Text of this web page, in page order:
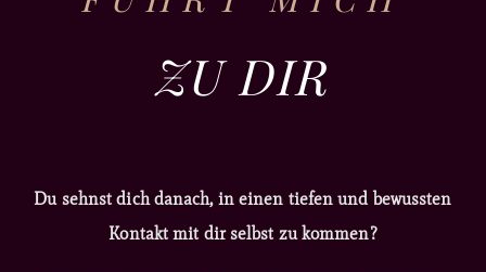
ZU DIR
Du sehnst dich danach, in einen tiefen und bewussten
Kontakt mit dir selbst zu kommen?